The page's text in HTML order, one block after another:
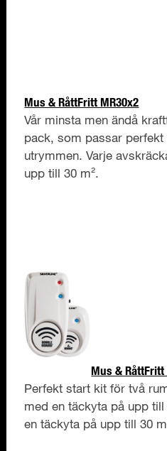
Mus & RåttFritt MR30x2
Vår minsta men ändå
pack, som passar
utrymmen. Varje
upp till 30 m².
Mus & RåttFritt
Perfekt start kit för två
med en täckyta på upp
en täckyta på upp till 30